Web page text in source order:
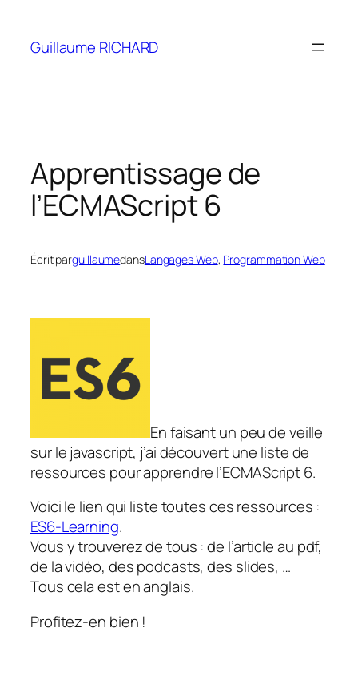
contenu
Guillaume RICHARD
Apprentissage de
l’ECMAScript 6
Écrit parguillaumedansLangages Web, Programmation Web
En faisant un peu de veille
sur le javascript, j’ai découvert une liste de
ressources pour apprendre l’ECMAScript 6.
Voici le lien qui liste toutes ces ressources :
ES6-Learning.
Vous y trouverez de tous : de l’article au pdf,
de la vidéo, des podcasts, des slides, …
Tous cela est en anglais.
Profitez-en bien !